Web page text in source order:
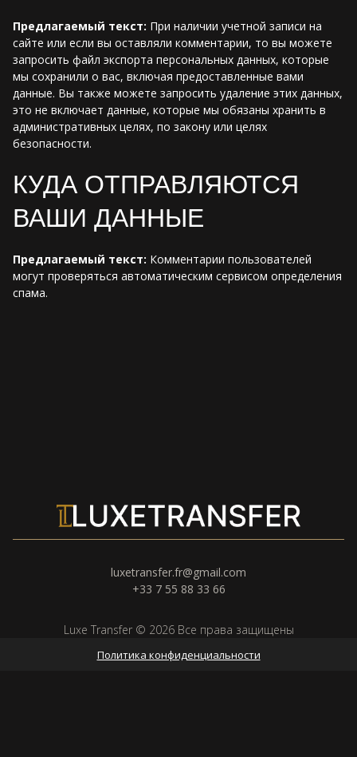
Предлагаемый текст: При наличии учетной записи на
сайте или если вы оставляли комментарии, то вы можете
запросить файл экспорта персональных данных, которые
мы сохранили о вас, включая предоставленные вами
данные. Вы также можете запросить удаление этих данных,
это не включает данные, которые мы обязаны хранить в
административных целях, по закону или целях
безопасности.
КУДА ОТПРАВЛЯЮТСЯ
ВАШИ ДАННЫЕ
Предлагаемый текст: Комментарии пользователей
могут проверяться автоматическим сервисом определения
спама.
luxetransfer.fr@gmail.com
+33 7 55 88 33 66
Luxe Transfer © 2026 Все права защищены
Политика конфиденциальности